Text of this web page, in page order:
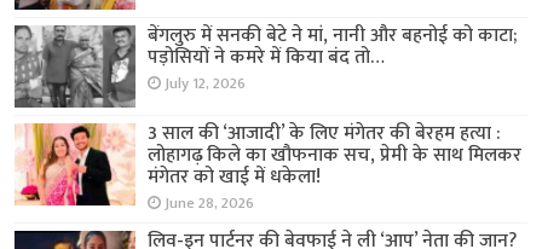
बेंगलुरु में सनकी बेटे ने मां, नानी और बहनोई को काटा;
पड़ोसियों ने कमरे में किया बंद तो…
July 12, 2026
3 साल की ‘आजादी’ के लिए मंगेतर की बेरहम हत्या :
लोहागढ़ किले का खौफनाक सच, प्रेमी के साथ मिलकर
मंगेतर को खाई में धकेला!
June 28, 2026
लिव-इन पार्टनर की बेवफाई ने ली ‘आप’ नेता की जान?